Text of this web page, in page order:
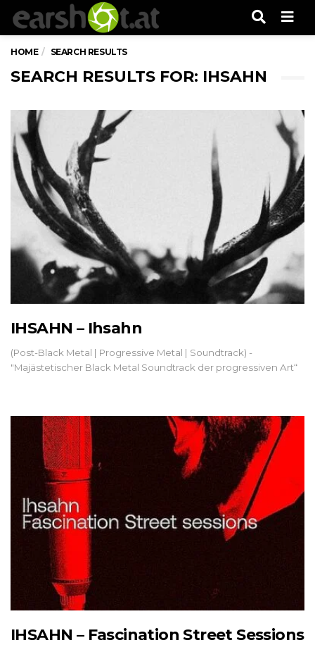
HOME SEARCH RESULTS
SEARCH RESULTS FOR: IHSAHN
IHSAHN – Ihsahn
(Post-Black Metal | Progressive Metal | Soundtrack) -
"Majästetischer Black Metal Soundtrack der progressiven Art“
IHSAHN – Fascination Street Sessions